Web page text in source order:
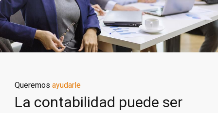
Queremos ayudarle
La contabilidad puede ser